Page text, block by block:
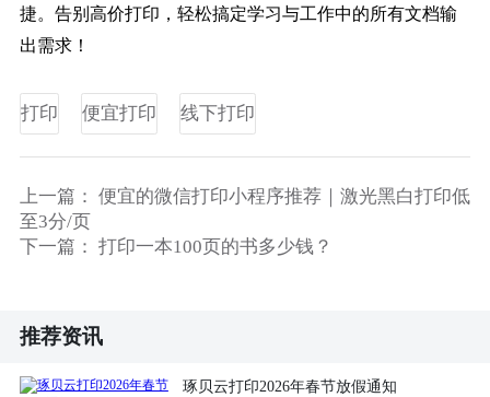
捷。告别高价打印，轻松搞定学习与工作中的所有文档输
出需求！
打印 便宜打印 线下打印
上一篇： 便宜的微信打印小程序推荐｜激光黑白打印低
至3分/页
下一篇： 打印一本100页的书多少钱？
推荐资讯
琢贝云打印2026年春节放假通知